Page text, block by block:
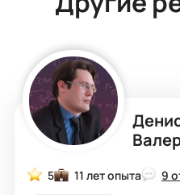
5 11 лет опыта
9